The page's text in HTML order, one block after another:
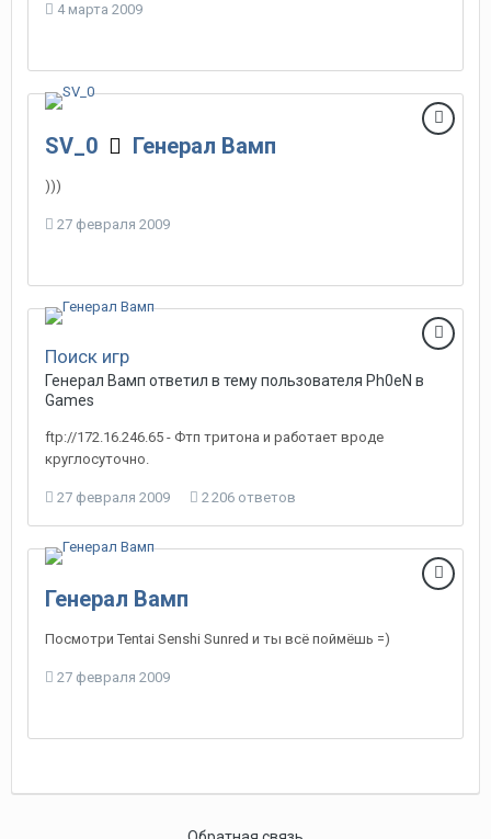
4 марта 2009
SV_0 Генерал Вамп
)))
27 февраля 2009
Поиск игр
Генерал Вамп ответил в тему пользователя Ph0eN в
Games
ftp://172.16.246.65 - Фтп тритона и работает вроде
круглосуточно.
27 февраля 2009 2 206 ответов
Генерал Вамп
Посмотри Tentai Senshi Sunred и ты всё поймёшь =)
27 февраля 2009